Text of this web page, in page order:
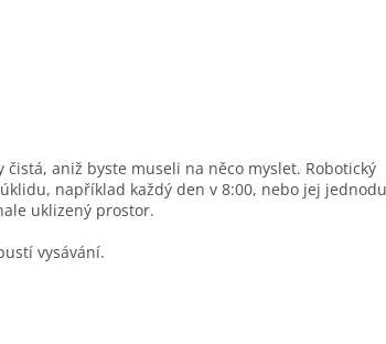
aniž byste museli na něco myslet. Robotický
například každý den v 8:00, nebo jej
uklizený prostor.
vysávání.